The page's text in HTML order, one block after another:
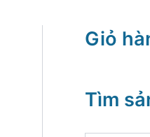
Giỏ
Tìm